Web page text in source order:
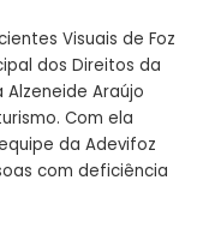
Visuais de Foz
dos Direitos da
Alzeneide Araújo
Com ela
da Adevifoz
com deficiência